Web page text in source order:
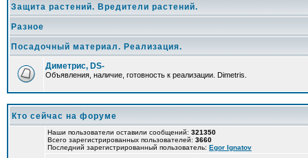
Защита растений. Вредители растений.
Разное
Посадочный материал. Реализация.
Диметрис, DS-
Объявления, наличие, готовность к реализации. Dimetris.
Кто сейчас на форуме
Наши пользователи оставили сообщений: 321350
Всего зарегистрированных пользователей: 3660
Последний зарегистрированный пользователь: Egor Ignatov